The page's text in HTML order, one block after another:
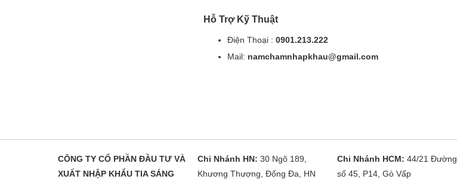
Hỗ Trợ Kỹ Thuật
Điện Thoại : 0901.213.222
Mail: namchamnhapkhau@gmail.com
CÔNG TY CỔ PHẦN ĐẦU TƯ VÀ
XUẤT NHẬP KHẨU TIA SÁNG
Chi Nhánh HN: 30 Ngõ 189,
Khương Thượng, Đống Đa, HN
Chi Nhánh HCM: 44/21 Đường
số 45, P14, Gò Vấp